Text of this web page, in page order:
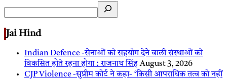
Jai Hind
Indian Defence -सेनाओं को सहयोग देने वाली संस्थाओं को
विकसित होते रहना होगा : राजनाथ सिंह August 3, 2026
CJP Violence -सुप्रीम कोर्ट ने कहा- ‘किसी आपराधिक तत्व को नहीं